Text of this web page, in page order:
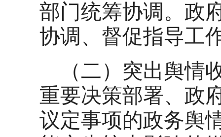
部门统筹协调。政
协调、督促指导工
（二）突出舆情
重要决策部署、政
议定事项的政务舆